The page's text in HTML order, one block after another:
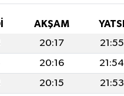
AKŞAM
YATSI
20:17
21:55
20:16
21:54
20:15
21:53